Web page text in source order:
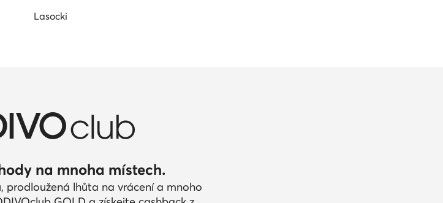
Lasocki
na mnoha místech.
prodloužená lhůta na vrácení a mnoho